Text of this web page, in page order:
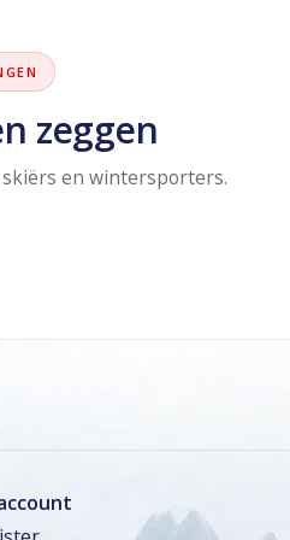
zeggen
en wintersporters.